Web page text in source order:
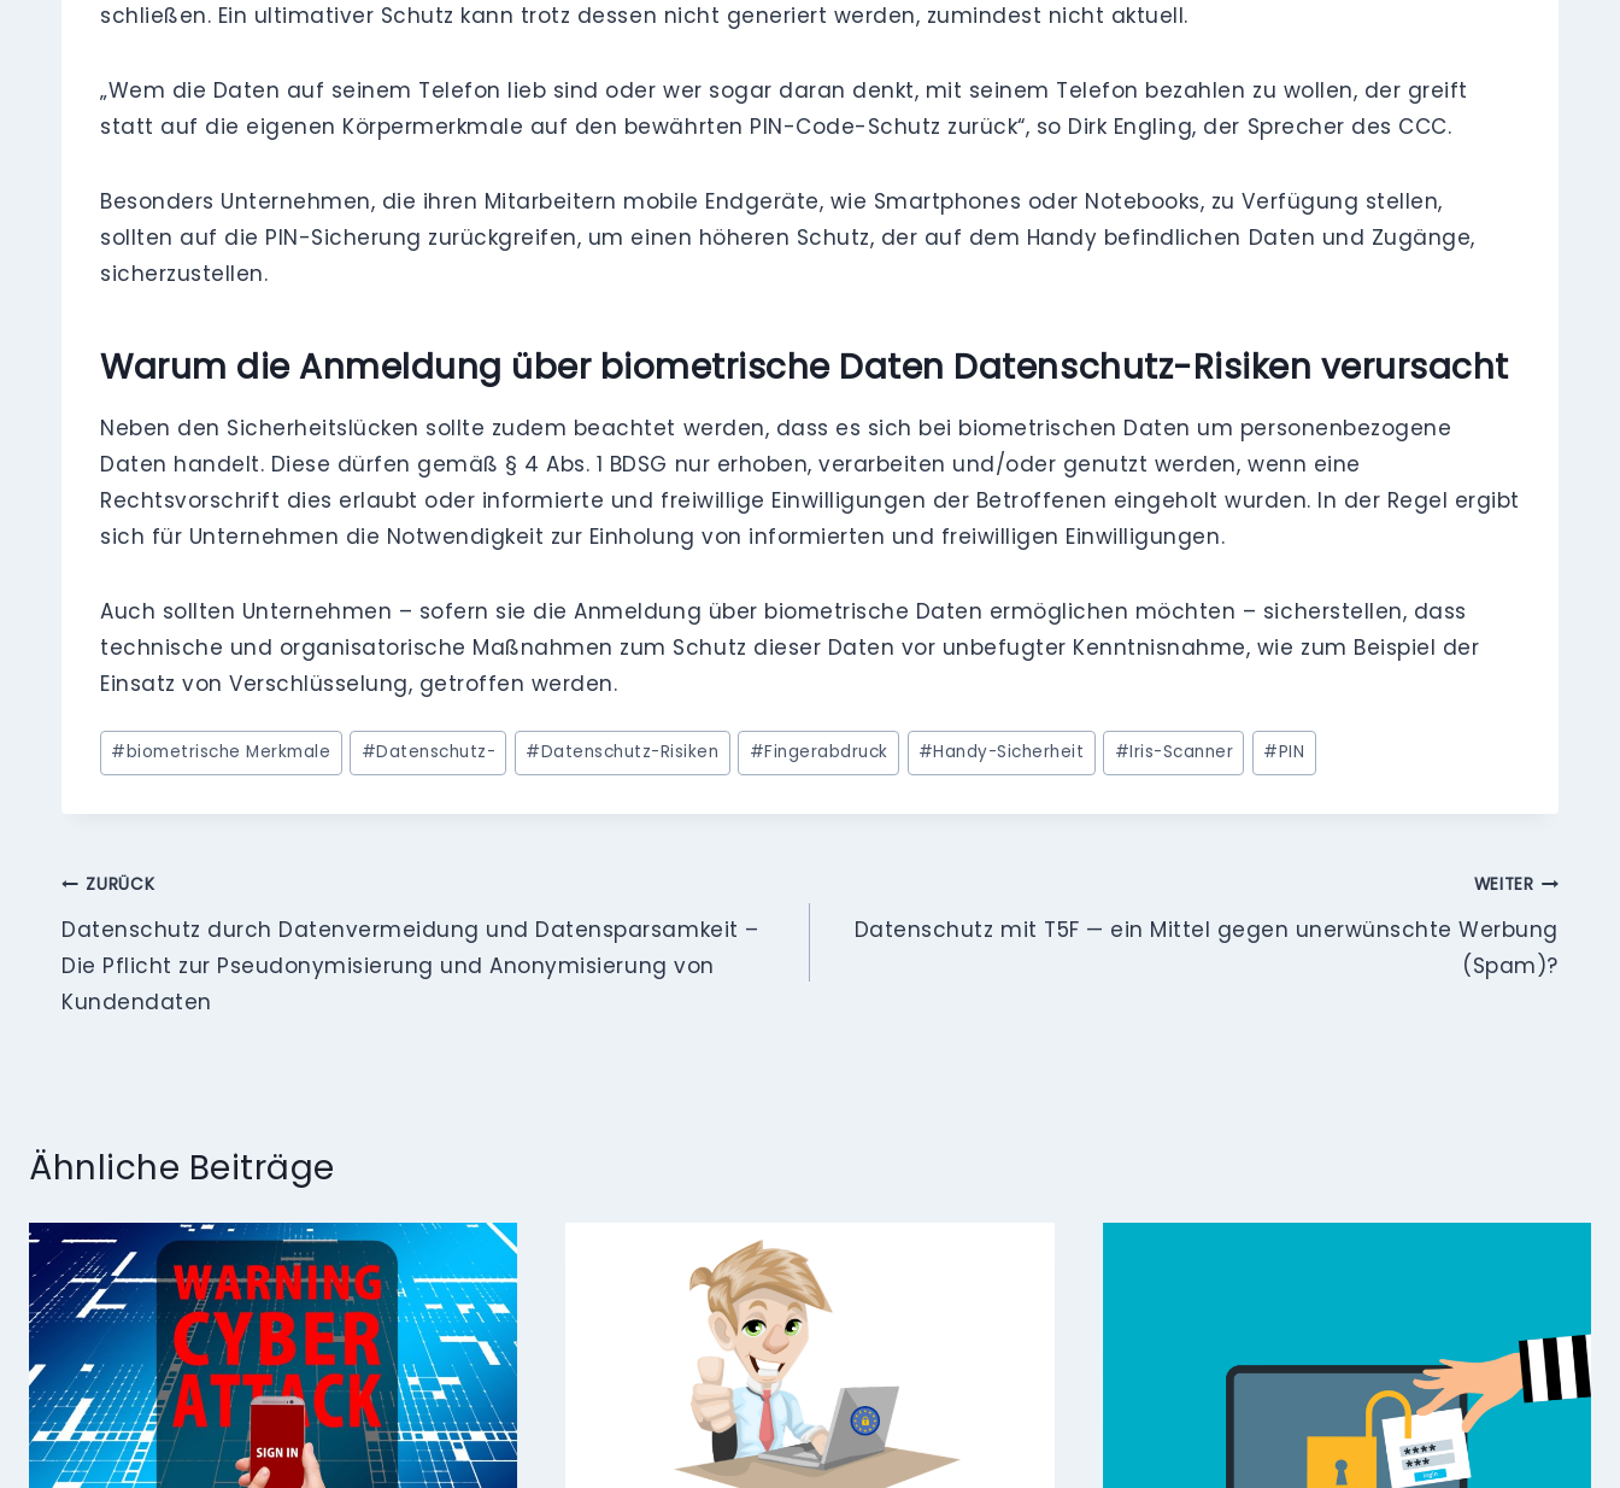
schließen. Ein ultimativer Schutz kann trotz dessen nicht generiert werden, zumindest nicht aktuell.
„Wem die Daten auf seinem Telefon lieb sind oder wer sogar daran denkt, mit seinem Telefon bezahlen zu wollen, der greift
statt auf die eigenen Körpermerkmale auf den bewährten PIN-Code-Schutz zurück“, so Dirk Engling, der Sprecher des CCC.
Besonders Unternehmen, die ihren Mitarbeitern mobile Endgeräte, wie Smartphones oder Notebooks, zu Verfügung stellen,
sollten auf die PIN-Sicherung zurückgreifen, um einen höheren Schutz, der auf dem Handy befindlichen Daten und Zugänge,
sicherzustellen.
Warum die Anmeldung über biometrische Daten Datenschutz-Risiken verursacht
Neben den Sicherheitslücken sollte zudem beachtet werden, dass es sich bei biometrischen Daten um personenbezogene
Daten handelt. Diese dürfen gemäß § 4 Abs. 1 BDSG nur erhoben, verarbeiten und/oder genutzt werden, wenn eine
Rechtsvorschrift dies erlaubt oder informierte und freiwillige Einwilligungen der Betroffenen eingeholt wurden. In der Regel ergibt
sich für Unternehmen die Notwendigkeit zur Einholung von informierten und freiwilligen Einwilligungen.
Auch sollten Unternehmen – sofern sie die Anmeldung über biometrische Daten ermöglichen möchten – sicherstellen, dass
technische und organisatorische Maßnahmen zum Schutz dieser Daten vor unbefugter Kenntnisnahme, wie zum Beispiel der
Einsatz von Verschlüsselung, getroffen werden.
Schlagworte:
#biometrische Merkmale #Datenschutz- #Datenschutz-Risiken #Fingerabdruck #Handy-Sicherheit #Iris-Scanner #PIN
Beitragsnavigation
ZURÜCK
Datenschutz durch Datenvermeidung und Datensparsamkeit –
Die Pflicht zur Pseudonymisierung und Anonymisierung von
Kundendaten
WEITER
Datenschutz mit T5F — ein Mittel gegen unerwünschte Werbung
(Spam)?
Ähnliche Beiträge